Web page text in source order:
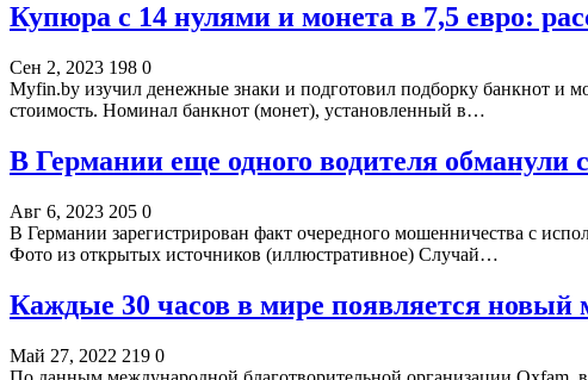
Купюра с 14 нулями и монета в 7,5 евро:
Сен 2, 2023 198 0
Myfin.by изучил денежные знаки и подготовил подборку банкнот и
стоимость. Номинал банкнот (монет), установленный в…
В Германии еще одного водителя
Авг 6, 2023 205 0
В Германии зарегистрирован факт очередного мошенничества с
Фото из открытых источников (иллюстративное) Случай…
Каждые 30 часов в мире появляется новый
Май 27, 2022 219 0